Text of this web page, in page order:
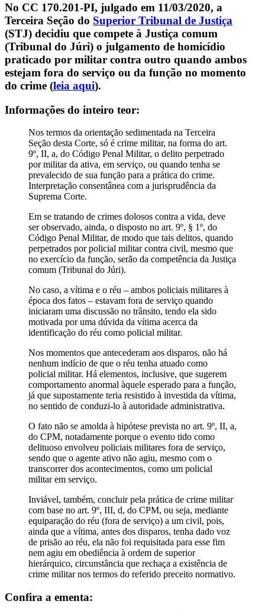
No CC 170.201-PI, julgado em 11/03/2020, a
Terceira Seção do Superior Tribunal de Justiça
(STJ) decidiu que compete à Justiça comum
(Tribunal do Júri) o julgamento de homicídio
praticado por militar contra outro quando ambos
estejam fora do serviço ou da função no momento
do crime (leia aqui).
Informações do inteiro teor:
Nos termos da orientação sedimentada na Terceira
Seção desta Corte, só é crime militar, na forma do art.
9º, II, a, do Código Penal Militar, o delito perpetrado
por militar da ativa, em serviço, ou quando tenha se
prevalecido de sua função para a prática do crime.
Interpretação consentânea com a jurisprudência da
Suprema Corte.
Em se tratando de crimes dolosos contra a vida, deve
ser observado, ainda, o disposto no art. 9º, § 1º, do
Código Penal Militar, de modo que tais delitos, quando
perpetrados por policial militar contra civil, mesmo que
no exercício da função, serão da competência da Justiça
comum (Tribunal do Júri).
No caso, a vítima e o réu – ambos policiais militares à
época dos fatos – estavam fora de serviço quando
iniciaram uma discussão no trânsito, tendo ela sido
motivada por uma dúvida da vítima acerca da
identificação do réu como policial militar.
Nos momentos que antecederam aos disparos, não há
nenhum indício de que o réu tenha atuado como
policial militar. Há elementos, inclusive, que sugerem
comportamento anormal àquele esperado para a função,
já que supostamente teria resistido à investida da vítima,
no sentido de conduzi-lo à autoridade administrativa.
O fato não se amolda à hipótese prevista no art. 9º, II, a,
do CPM, notadamente porque o evento tido como
delituoso envolveu policiais militares fora de serviço,
sendo que o agente ativo não agiu, mesmo com o
transcorrer dos acontecimentos, como um policial
militar em serviço.
Inviável, também, concluir pela prática de crime militar
com base no art. 9º, III, d, do CPM, ou seja, mediante
equiparação do réu (fora de serviço) a um civil, pois,
ainda que a vítima, antes dos disparos, tenha dado voz
de prisão ao réu, ela não foi requisitada para esse fim
nem agiu em obediência à ordem de superior
hierárquico, circunstância que rechaça a existência de
crime militar nos termos do referido preceito normativo.
Confira a ementa: